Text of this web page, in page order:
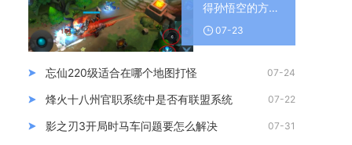
得孙悟空的方式
有哪些
07-23
忘仙220级适合在哪个地图打怪 07-24
烽火十八州官职系统中是否有联盟系统 07-22
影之刃3开局时马车问题要怎么解决 07-31